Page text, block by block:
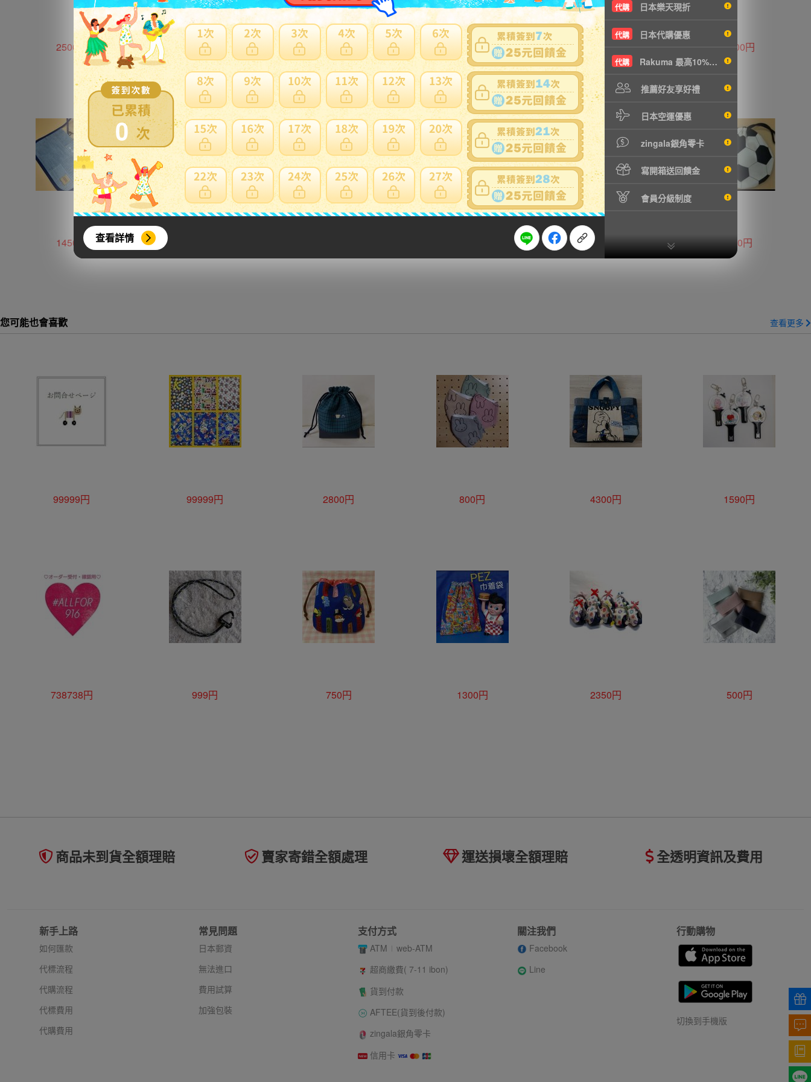
0
查看詳情
代購 日本樂天現折
代購 日本代購優惠
代購 Rakuma 最高10%現折
推薦好友享好禮
日本空運優惠
zingala銀角零卡
寫開箱送回饋金
會員分級制度
2500円 1600円 600円 4500円 700円 5800円
1450円 1600円 680円
您可能也會喜歡 查看更多
99999円 99999円 2800円 800円 4300円 1590円
738738円 999円 750円 1300円 2350円 500円
商品未到貨全額理賠 賣家寄錯全額處理 運送損壞全額理賠 全透明資訊及費用
新手上路
如何匯款
代標流程
代購流程
代標費用
代購費用
常見問題
日本郵資
無法進口
費用試算
加強包裝
支付方式
ATM
web-ATM
超商繳費( 7-11 ibon)
貨到付款
AFTEE(貨到後付款)
zingala銀角零卡
信用卡
關注我們
Facebook
Line
行動購物
切換到手機版